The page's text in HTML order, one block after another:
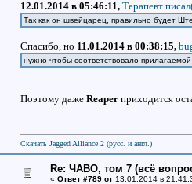
12.01.2014 в 05:46:11, Терапевт
Так как он швейцарец, правильно будет
Спасибо, но 11.01.2014 в 00:38:15,
нужно чтобы соответствовало прилагаемой
Поэтому даже Reaperприходится
Скачать Jagged Alliance 2 (русс. и англ.)
Re: ЧАВО, том 7 (всё
« Ответ #789 от13.01.2014 в